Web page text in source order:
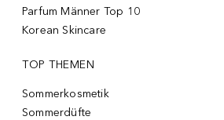
Parfum Männer Top 10
Korean Skincare
TOP THEMEN
Sommerkosmetik
Sommerdüfte